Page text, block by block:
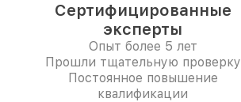
Сертифицированные
эксперты
Опыт более 5 лет
Прошли тщательную проверку
Постоянное повышение
квалификации